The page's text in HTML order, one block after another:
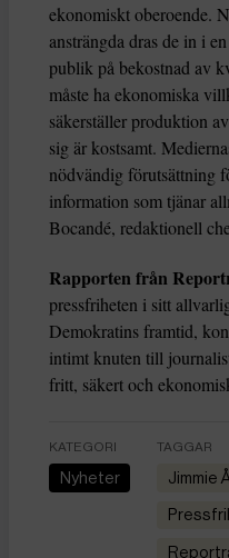
ekonomiskt oberoende.
ansträngda dras de in i
publik på bekostnad av
måste ha ekonomiska
säkerställer produktion
sig är kostsamt.
nödvändig förutsättning
information som tjänar
Bocandé, redaktionell
Rapporten från
pressfriheten i sitt
Demokratins framtid,
intimt knuten till
fritt, säkert och
KATEGORI
Nyheter
TAGGAR
Jimmie